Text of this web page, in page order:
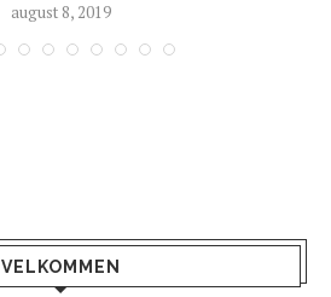
august 8, 2019
VELKOMMEN